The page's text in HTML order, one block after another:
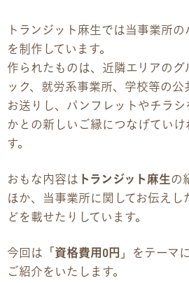
デジタルパンフレット
企業様向けパンフレット
広報チラシ・刊行物
交通アクセス
事業所ツアーマップ
Q&A
トランジット麻生では当事業所
を制作しています。
作られたものは、近隣エリアのグ
ック、就労系事業所、学校等の
お送りし、パンフレットやチラ
かとの新しいご縁につなげてい
す。
おもな内容は トランジット麻生の
ほか、当事業所に関してお伝えし
どを載せたりしています。
今回は「 資格費用0円 」をテーマに
ご紹介をいたします。